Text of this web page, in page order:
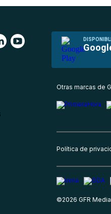
Otras marcas de
Política de
©2026 GFR